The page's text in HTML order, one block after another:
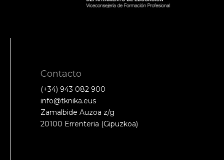
Contacto
(+34) 943 082 900
info@tknika.eus
Zamalbide Auzoa z/g
20100 Errenteria (Gipuzkoa)